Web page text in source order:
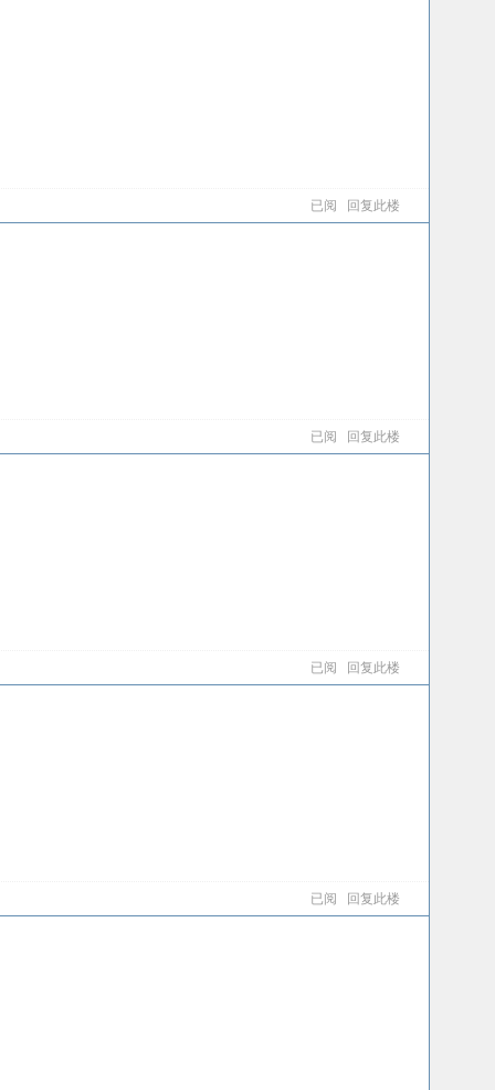
已阅 回复此楼
已阅 回复此楼
已阅 回复此楼
已阅 回复此楼